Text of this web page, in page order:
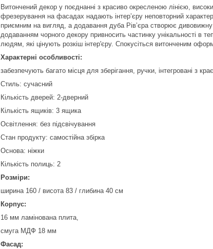
Витончений декор у поєднанні з красиво окресленою лінією,
фрезерування на фасадах надають інтер’єру неповторний
приємним на вигляд, а додавання дуба Рів’єра створює
додаванням чорного декору привносить частинку унікальності в
людям, які цінують розкіш інтер'єру. Спокусіться витонченим
Характерні особливості:
забезпечують багато місця для зберігання, ручки, інтегровані з
Стиль: сучасний
Кількість дверей: 2-дверний
Кількість ящиків: 3 ящика
Освітлення: без підсвічування
Стан продукту: самостійна збірка
Основа: ніжки
Кількість полиць: 2
Розміри:
ширина 160 / висота 83 / глибина 40 см
Корпус:
16 мм ламінована плита,
смуга МДФ 18 мм
Фасад: